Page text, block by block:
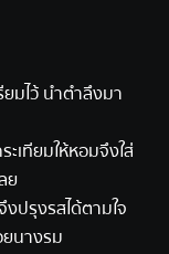
มไว้ นำตำลึงมา
ะเทียมให้หอมจึงใส่
ย
ปรุงรสได้ตามใจ
นางรม